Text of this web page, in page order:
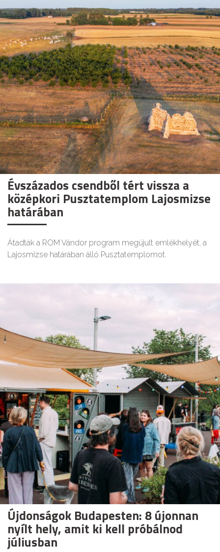
Évszázados csendből tért vissza a
középkori Pusztatemplom Lajosmizse
határában
Átadták a ROM Vándor program megújult emlékhelyét, a
Lajosmizse határában álló Pusztatemplomot.
Újdonságok Budapesten: 8 újonnan
nyílt hely, amit ki kell próbálnod
júliusban